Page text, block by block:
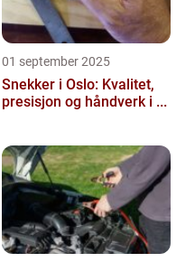
01 september 2025
Snekker i Oslo: Kvalitet,
presisjon og håndverk i ...